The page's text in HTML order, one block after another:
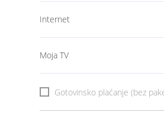
Internet
Moja TV
Gotovinsko plaćanje (bez